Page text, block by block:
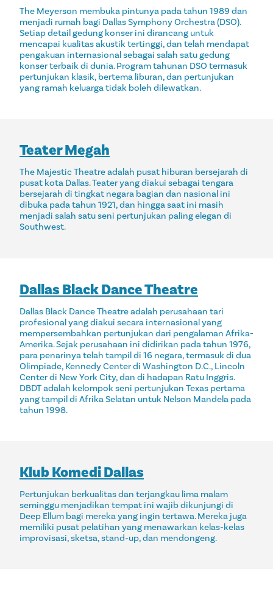
The Meyerson membuka pintunya pada tahun 1989 dan
menjadi rumah bagi Dallas Symphony Orchestra (DSO).
Setiap detail gedung konser ini dirancang untuk
mencapai kualitas akustik tertinggi, dan telah mendapat
pengakuan internasional sebagai salah satu gedung
konser terbaik di dunia. Program tahunan DSO termasuk
pertunjukan klasik, bertema liburan, dan pertunjukan
yang ramah keluarga tidak boleh dilewatkan.
Teater Megah
The Majestic Theatre adalah pusat hiburan bersejarah di
pusat kota Dallas. Teater yang diakui sebagai tengara
bersejarah di tingkat negara bagian dan nasional ini
dibuka pada tahun 1921, dan hingga saat ini masih
menjadi salah satu seni pertunjukan paling elegan di
Southwest.
Dallas Black Dance Theatre
Dallas Black Dance Theatre adalah perusahaan tari
profesional yang diakui secara internasional yang
mempersembahkan pertunjukan dari pengalaman Afrika-
Amerika. Sejak perusahaan ini didirikan pada tahun 1976,
para penarinya telah tampil di 16 negara, termasuk di dua
Olimpiade, Kennedy Center di Washington D.C., Lincoln
Center di New York City, dan di hadapan Ratu Inggris.
DBDT adalah kelompok seni pertunjukan Texas pertama
yang tampil di Afrika Selatan untuk Nelson Mandela pada
tahun 1998.
Klub Komedi Dallas
Pertunjukan berkualitas dan terjangkau lima malam
seminggu menjadikan tempat ini wajib dikunjungi di
Deep Ellum bagi mereka yang ingin tertawa. Mereka juga
memiliki pusat pelatihan yang menawarkan kelas-kelas
improvisasi, sketsa, stand-up, dan mendongeng.